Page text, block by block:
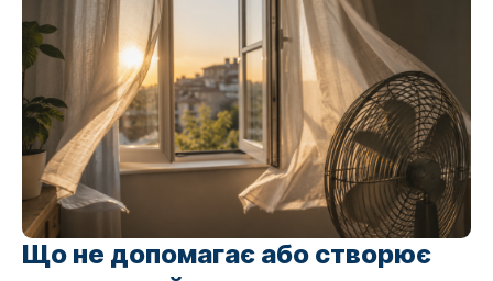
Що не допомагає або створює